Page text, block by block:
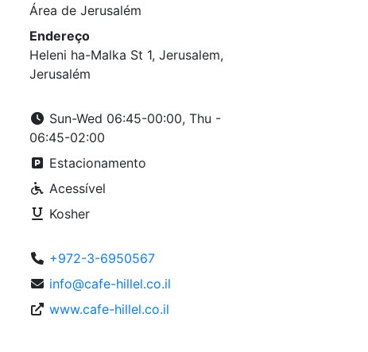
Área de Jerusalém
Endereço
Heleni ha-Malka St 1, Jerusalem,
Jerusalém
Sun-Wed 06:45-00:00, Thu -
06:45-02:00
Estacionamento
Acessível
Kosher
+972-3-6950567
info@cafe-hillel.co.il
www.cafe-hillel.co.il